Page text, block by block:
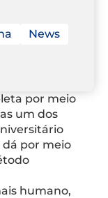
News
por meio
um dos
dá por meio
humano,